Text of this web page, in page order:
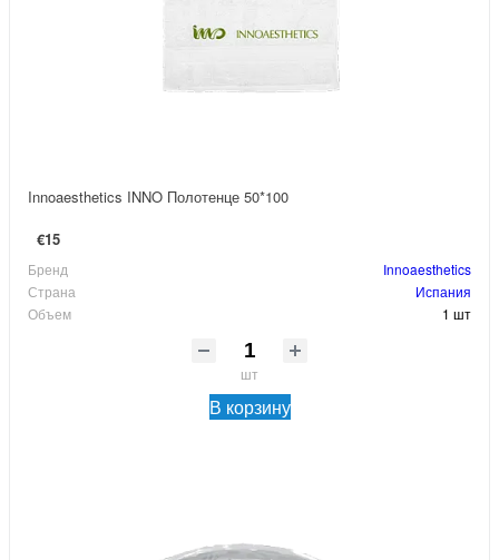
Innoaesthetics INNO Полотенце 50*100
€15
Бренд
Innoaesthetics
Страна
Испания
Объем
1 шт
шт
В корзину